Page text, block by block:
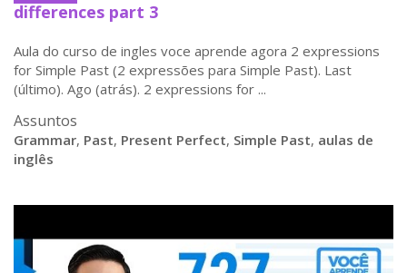
differences part 3
Aula do curso de ingles voce aprende agora 2 expressions
for Simple Past (2 expressões para Simple Past). Last
(último). Ago (atrás). 2 expressions for ...
Assuntos
Grammar, Past, Present Perfect, Simple Past, aulas de
inglês